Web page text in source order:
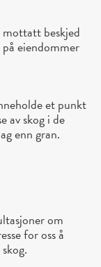
beskjed
eiendommer
et punkt
av skog i de
enn gran.
om
for oss å